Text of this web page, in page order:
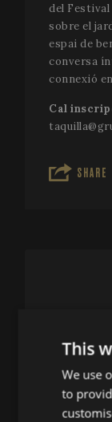
del
sobre el
espai de
conversa
connexió
Cal
SHARE
This
We use
to